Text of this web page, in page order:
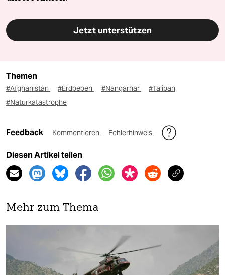
Jetzt unterstützen
Themen
#Afghanistan #Erdbeben #Nangarhar
#Taliban
#Naturkatastrophe
Feedback Kommentieren Fehlerhinweis
Diesen Artikel teilen
Mehr zum Thema